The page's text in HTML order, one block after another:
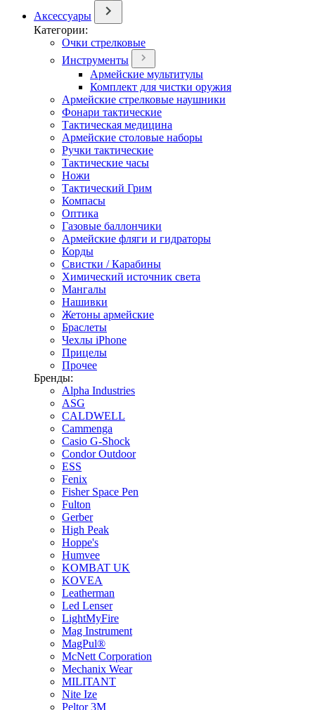
Аксессуары
Категории:
Очки стрелковые
Инструменты
Армейские мультитулы
Комплект для чистки оружия
Армейские стрелковые наушники
Фонари тактические
Тактическая медицина
Армейские столовые наборы
Ручки тактические
Тактические часы
Ножи
Тактический Грим
Компасы
Оптика
Газовые баллончики
Армейские фляги и гидраторы
Корды
Свистки / Карабины
Химический источник света
Мангалы
Нашивки
Жетоны армейские
Браслеты
Чехлы iPhone
Прицелы
Прочее
Бренды:
Alpha Industries
ASG
CALDWELL
Cammenga
Casio G-Shock
Condor Outdoor
ESS
Fenix
Fisher Space Pen
Fulton
Gerber
High Peak
Hoppe's
Humvee
KOMBAT UK
KOVEA
Leatherman
Led Lenser
LightMyFire
Mag Instrument
MagPul®
McNett Corporation
Mechanix Wear
MILITANT
Nite Ize
Peltor 3M